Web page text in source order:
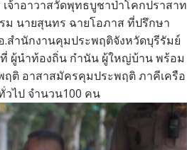
จ้าอาวาสวัดพุทธบูชาป่าโคกปราสาท
นายสุนทร ฉายโอภาส ที่ปรึกษา
สำนักงานคุมประพฤติจังหวัดบุรีรัมย์
ผู้นำท้องถิ่น กำนัน ผู้ใหญ่บ้าน พร้อม
ติ อาสาสมัครคุมประพฤติ ภาคีเครือ
ไป จำนวน100 คน